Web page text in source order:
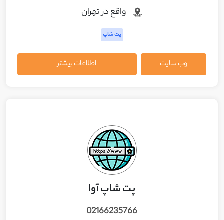
واقع در تهران
پت شاپ
وب سایت اطلاعات بیشتر
پت شاپ آوا
02166235766